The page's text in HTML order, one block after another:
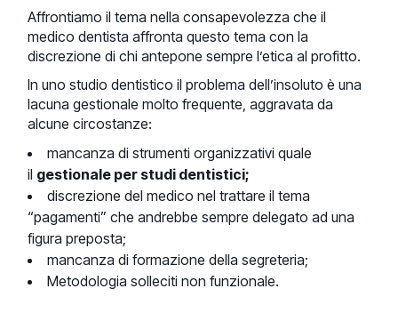
Affrontiamo il tema nella consapevolezza che il
medico dentista affronta questo tema con la
discrezione di chi antepone sempre l’etica al profitto.
In uno studio dentistico il problema dell’insoluto è una
lacuna gestionale molto frequente, aggravata da
alcune circostanze:
mancanza di strumenti organizzativi quale
il gestionale per studi dentistici;
discrezione del medico nel trattare il tema
“pagamenti” che andrebbe sempre delegato ad una
figura preposta;
mancanza di formazione della segreteria;
Metodologia solleciti non funzionale.